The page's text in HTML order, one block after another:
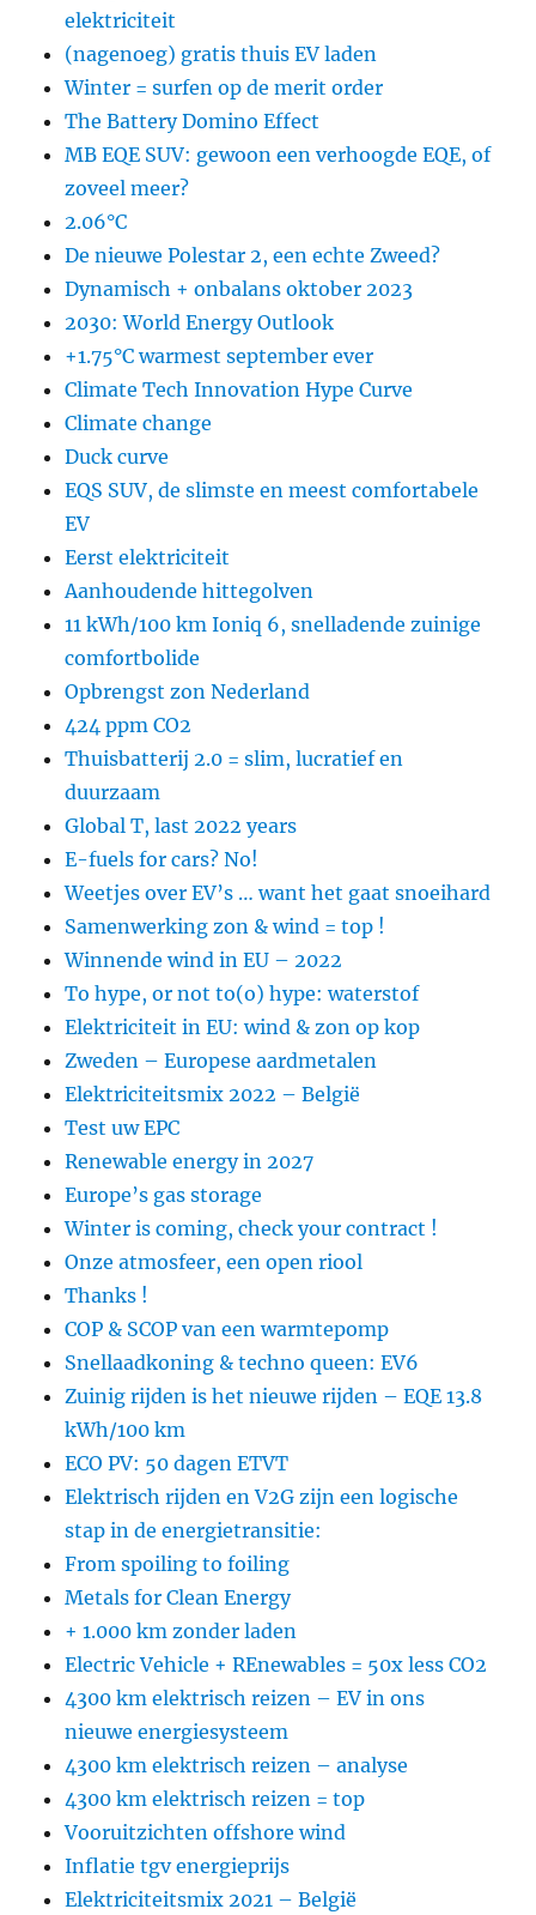
elektriciteit
(nagenoeg) gratis thuis EV laden
Winter = surfen op de merit order
The Battery Domino Effect
MB EQE SUV: gewoon een verhoogde EQE, of
zoveel meer?
2.06°C
De nieuwe Polestar 2, een echte Zweed?
Dynamisch + onbalans oktober 2023
2030: World Energy Outlook
+1.75°C warmest september ever
Climate Tech Innovation Hype Curve
Climate change
Duck curve
EQS SUV, de slimste en meest comfortabele
EV
Eerst elektriciteit
Aanhoudende hittegolven
11 kWh/100 km Ioniq 6, snelladende zuinige
comfortbolide
Opbrengst zon Nederland
424 ppm CO2
Thuisbatterij 2.0 = slim, lucratief en
duurzaam
Global T, last 2022 years
E-fuels for cars? No!
Weetjes over EV’s … want het gaat snoeihard
Samenwerking zon & wind = top !
Winnende wind in EU – 2022
To hype, or not to(o) hype: waterstof
Elektriciteit in EU: wind & zon op kop
Zweden – Europese aardmetalen
Elektriciteitsmix 2022 – België
Test uw EPC
Renewable energy in 2027
Europe’s gas storage
Winter is coming, check your contract !
Onze atmosfeer, een open riool
Thanks !
COP & SCOP van een warmtepomp
Snellaadkoning & techno queen: EV6
Zuinig rijden is het nieuwe rijden – EQE 13.8
kWh/100 km
ECO PV: 50 dagen ETVT
Elektrisch rijden en V2G zijn een logische
stap in de energietransitie:
From spoiling to foiling
Metals for Clean Energy
+ 1.000 km zonder laden
Electric Vehicle + REnewables = 50x less CO2
4300 km elektrisch reizen – EV in ons
nieuwe energiesysteem
4300 km elektrisch reizen – analyse
4300 km elektrisch reizen = top
Vooruitzichten offshore wind
Inflatie tgv energieprijs
Elektriciteitsmix 2021 – België